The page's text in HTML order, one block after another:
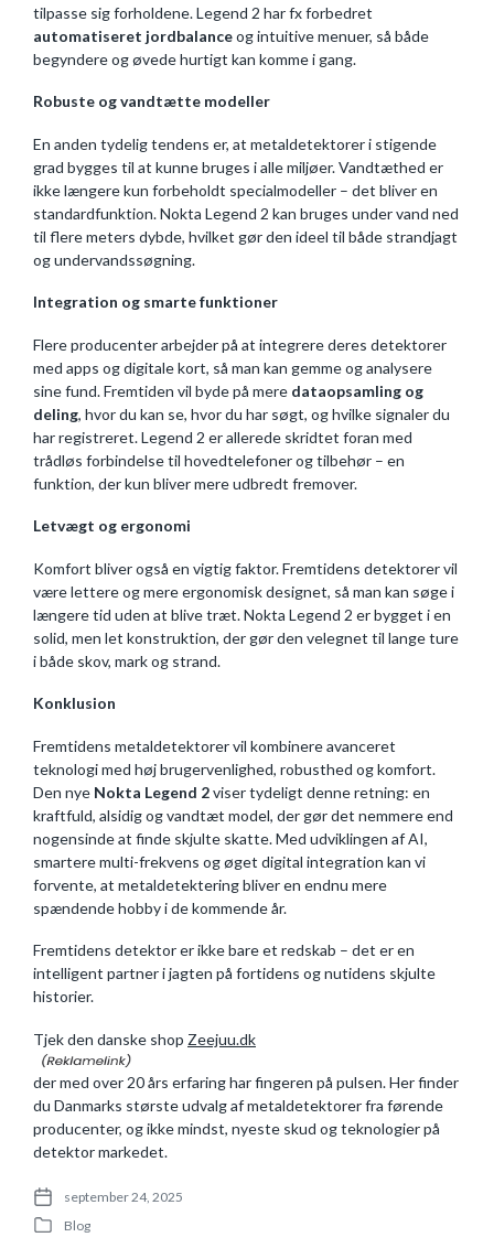
tilpasse sig forholdene. Legend 2 har fx forbedret
automatiseret jordbalanceog intuitive menuer, så både
begyndere og øvede hurtigt kan komme i gang.
Robuste og vandtætte modeller
En anden tydelig tendens er, at metaldetektorer i stigende
grad bygges til at kunne bruges i alle miljøer. Vandtæthed er
ikke længere kun forbeholdt specialmodeller – det bliver en
standardfunktion. Nokta Legend 2 kan bruges under vand ned
til flere meters dybde, hvilket gør den ideel til både strandjagt
og undervandssøgning.
Integration og smarte funktioner
Flere producenter arbejder på at integrere deres detektorer
med apps og digitale kort, så man kan gemme og analysere
sine fund. Fremtiden vil byde på mere dataopsamling og
deling, hvor du kan se, hvor du har søgt, og hvilke signaler du
har registreret. Legend 2 er allerede skridtet foran med
trådløs forbindelse til hovedtelefoner og tilbehør – en
funktion, der kun bliver mere udbredt fremover.
Letvægt og ergonomi
Komfort bliver også en vigtig faktor. Fremtidens detektorer vil
være lettere og mere ergonomisk designet, så man kan søge i
længere tid uden at blive træt. Nokta Legend 2 er bygget i en
solid, men let konstruktion, der gør den velegnet til lange ture
i både skov, mark og strand.
Konklusion
Fremtidens metaldetektorer vil kombinere avanceret
teknologi med høj brugervenlighed, robusthed og komfort.
Den nye Nokta Legend 2viser tydeligt denne retning: en
kraftfuld, alsidig og vandtæt model, der gør det nemmere end
nogensinde at finde skjulte skatte. Med udviklingen af AI,
smartere multi-frekvens og øget digital integration kan vi
forvente, at metaldetektering bliver en endnu mere
spændende hobby i de kommende år.
Fremtidens detektor er ikke bare et redskab – det er en
intelligent partner i jagten på fortidens og nutidens skjulte
historier.
Tjek den danske shop Zeejuu.dk
der med over 20 års erfaring har fingeren på pulsen. Her finder
du Danmarks største udvalg af metaldetektorer fra førende
producenter, og ikke mindst, nyeste skud og teknologier på
detektor markedet.
P
september 24, 2025
P
Blog